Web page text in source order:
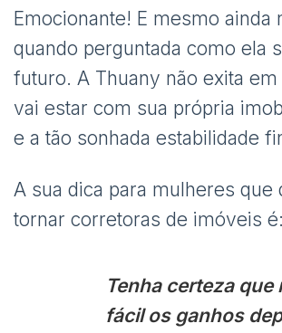
Emocionante! E mesmo ainda
quando perguntada como ela
futuro. A Thuany não exita
vai estar com sua própria
e a tão sonhada estabilidade
A sua dica para mulheres que
tornar corretoras de imóveis é:
Tenha certeza que
fácil os ganhos